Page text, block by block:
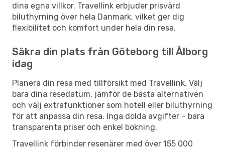
dina egna villkor. Travellink erbjuder prisvärd
biluthyrning över hela Danmark, vilket ger dig
flexibilitet och komfort under hela din resa.
Säkra din plats från Göteborg till Ålborg
idag
Planera din resa med tillförsikt med Travellink. Välj
bara dina resedatum, jämför de bästa alternativen
och välj extrafunktioner som hotell eller biluthyrning
för att anpassa din resa. Inga dolda avgifter – bara
transparenta priser och enkel bokning.
Travellink förbinder resenärer med över 155 000